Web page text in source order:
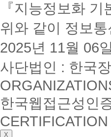
『지능정보화
위와 같이 정보
2025년 11월 06일
사단법인 : 한국
한국웹접근성인
X